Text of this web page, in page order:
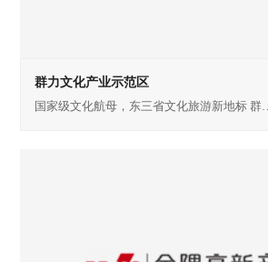
群力文化产业示范区
国家级文化航母，东三省文化旅游新地标 群…